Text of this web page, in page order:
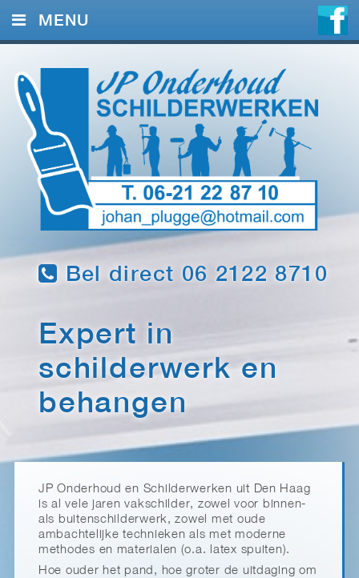
Bel direct 06 2122 8710
MENU
DIENSTEN
FOTO’S
REFERENTIES
CONTACT
Expert in
schilderwerk en
behangen
JP Onderhoud en Schilderwerken uit Den Haag
is al vele jaren vakschilder, zowel voor binnen-
als buitenschilderwerk, zowel met oude
ambachtelijke technieken als met moderne
methodes en materialen (o.a. latex spuiten).
Hoe ouder het pand, hoe groter de uitdaging om